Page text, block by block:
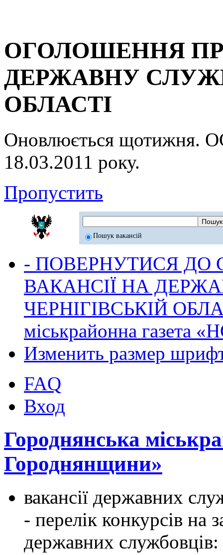
ОГОЛОШЕННЯ
ДЕРЖАВНУ
ОБЛАСТІ
Оновлюється
18.03.2011 року.
Пропустить
Пошук вакансій
- ПОВЕРНУТИСЯ ДО
ВАКАНСІЇ НА
ЧЕРНІГІВСЬКІЙ
міськрайонна газета
Изменить размер
FAQ
Вход
Городнянська
Городнянщини»
вакансії державних
- перелік конкурсів на
державних службовців: